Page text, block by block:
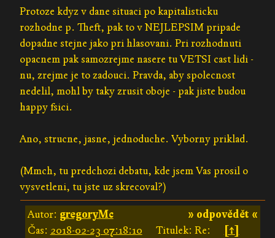
Protoze kdyz v dane situaci po kapitalisticku
rozhodne p. Theft, pak to v NEJLEPSIM pripade
dopadne stejne jako pri hlasovani. Pri rozhodnuti
opacnem pak samozrejme nasere tu VETSI cast lidi -
nu, zrejme je to zadouci. Pravda, aby spolecnost
nedelil, mohl by taky zrusit oboje - pak jiste budou
happy fsici.
Ano, strucne, jasne, jednoduche. Vyborny priklad.
(Mmch, tu predchozi debatu, kde jsem Vas prosil o
vysvetleni, tu jste uz skrecoval?)
» odpovědět «
Autor: gregoryMc
Čas: 2018-02-23 07:18:10 Titulek: Re:
[↑]